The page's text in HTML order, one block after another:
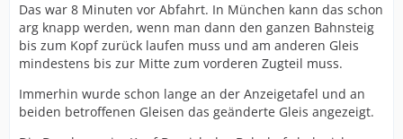
Das war 8 Minuten vor Abfahrt. In München kann das schon
arg knapp werden, wenn man dann den ganzen Bahnsteig
bis zum Kopf zurück laufen muss und am anderen Gleis
mindestens bis zur Mitte zum vorderen Zugteil muss.
Immerhin wurde schon lange an der Anzeigetafel und an
beiden betroffenen Gleisen das geänderte Gleis angezeigt.